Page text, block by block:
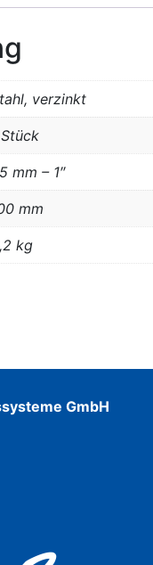
verzinkt
Stück
mm – 1″
mm
kg
GmbH